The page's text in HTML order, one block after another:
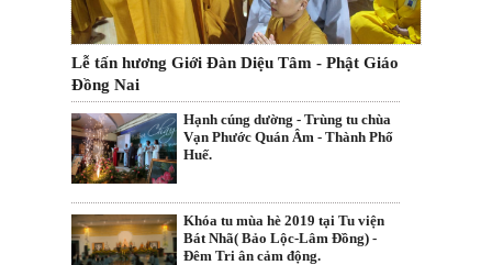
Lễ tấn hương Giới Đàn Diệu Tâm - Phật Giáo
Đồng Nai
Hạnh cúng dường - Trùng tu chùa
Vạn Phước Quán Âm - Thành Phố
Huế.
Khóa tu mùa hè 2019 tại Tu viện
Bát Nhã( Bảo Lộc-Lâm Đồng) -
Đêm Tri ân cảm động.